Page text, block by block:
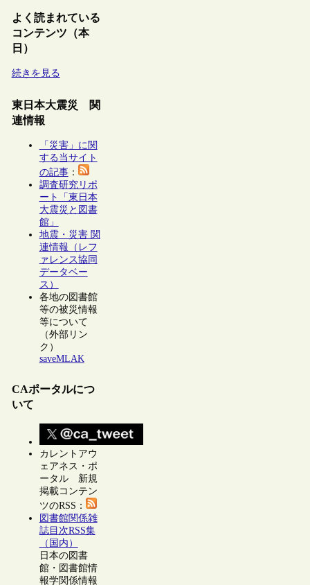
よく読まれている
コンテンツ（本
日）
続きを見る
東日本大震災 関
連情報
「災害」に関
する当サイト
の記事：
調査研究リポ
ート「東日本
大震災と図書
館」
地震・災害 関
連情報（レフ
ァレンス協同
データベー
ス）
各地の図書館
等の被災情報
等について
（外部リン
ク）
saveMLAK
CAポータルにつ
いて
カレントアウ
ェアネス・ポ
ータル 新規
掲載コンテン
ツのRSS：
図書館関係雑
誌目次RSS集
（国内）
日本の図書
館・図書館情
報学関係情報